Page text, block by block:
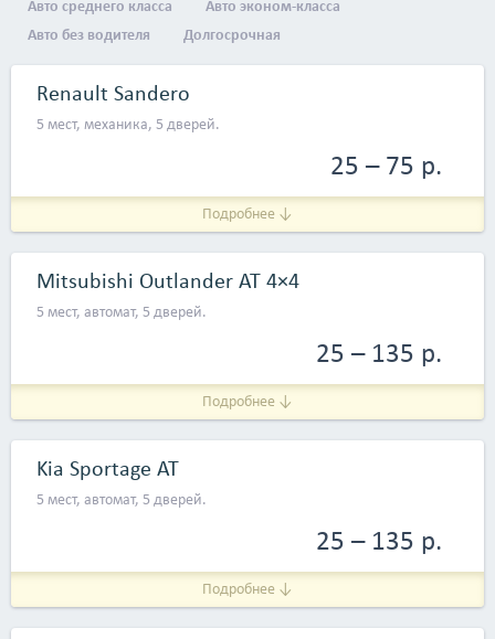
Авто среднего класса
Авто эконом-класса
Авто без водителя
Долгосрочная
Renault Sandero
5 мест, механика, 5 дверей.
25 – 75 р.
Подробнее ↓
Mitsubishi Outlander AT 4×4
5 мест, автомат, 5 дверей.
25 – 135 р.
Подробнее ↓
Kia Sportage AT
5 мест, автомат, 5 дверей.
25 – 135 р.
Подробнее ↓